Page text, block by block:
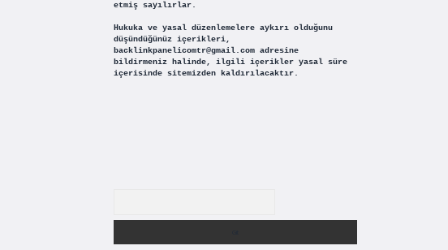
etmiş sayılırlar.
Hukuka ve yasal düzenlemelere aykırı olduğunu
düşündüğünüz içerikleri,
backlinkpanelicomtr@gmail.comadresine
bildirmeniz halinde, ilgili içerikler yasal süre
içerisinde sitemizden kaldırılacaktır.